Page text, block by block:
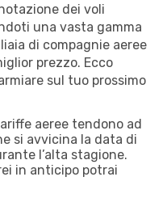
dei voli
una vasta gamma
di compagnie aeree
prezzo. Ecco
sul tuo prossimo
aeree tendono ad
si avvicina la data di
l’alta stagione.
in anticipo potrai